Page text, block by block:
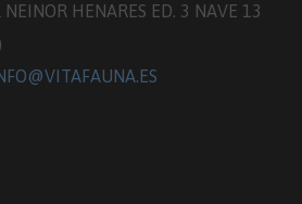
HENARES ED. 3 NAVE 13